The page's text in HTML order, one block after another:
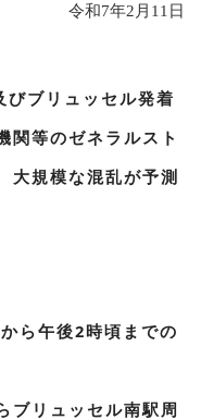
令和7年2月11日
ブリュッセル発着
関等のゼネラルスト
大規模な混乱が予測
ら午後2時頃までの
ブリュッセル南駅周